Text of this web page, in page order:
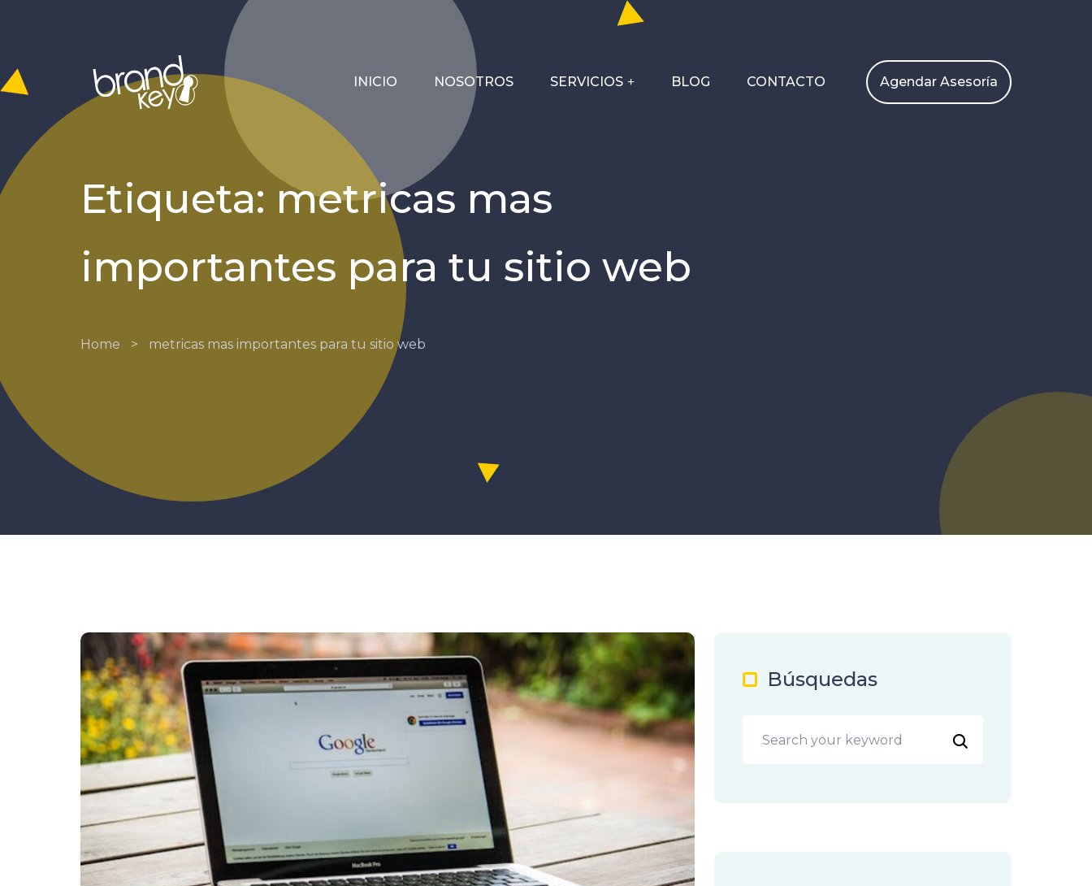
INICIO NOSOTROS SERVICIOS BLOG CONTACTO Agendar Asesoría
Etiqueta: metricas mas
importantes para tu sitio web
Home > metricas mas importantes para tu sitio web
Búsquedas